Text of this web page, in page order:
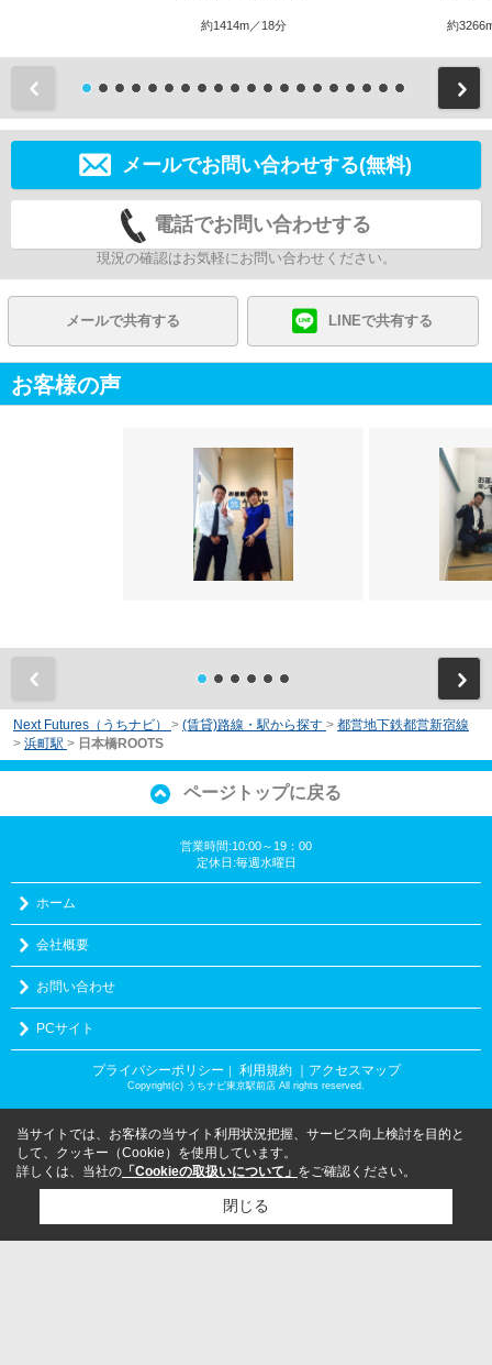
約1414m／18分 約
メールでお問い合わせする(無料)
電話でお問い合わせする
現況の確認はお気軽にお問い合わせください。
メールで共有する LINEで共有する
お客様の声
Next Futures（うちナビ） > (賃貸)路線・駅から探す > 都営地下鉄都営新宿線
> 浜町駅 > 日本橋ROOTS
ページトップに戻る
営業時間:10:00～19：00
定休日:毎週水曜日
ホーム
会社概要
お問い合わせ
PCサイト
プライバシーポリシー 利用規約 ｜アクセスマップ
Copyright(c) うちナビ東京駅前店 All rights reserved.
当サイトでは、お客様の当サイト利用状況把握、サービス向上検討を目的と
して、クッキー（Cookie）を使用しています。
詳しくは、当社の 「Cookieの取扱いについて」 をご確認ください。
閉じる